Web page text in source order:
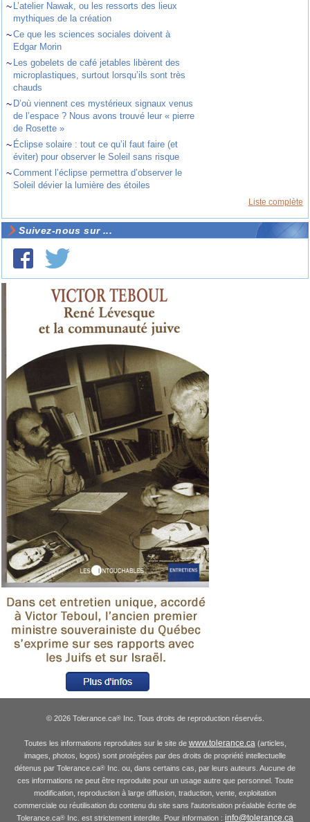
~ L’atelier Nawak, ou les ressorts des lieux
mythiques de la création
~Ce que les sciences sociales doivent à
Edgar Morin
~ Les gobelets de café jetables libèrent des
microplastiques, surtout lorsqu’ils sont très
chauds
~ D’où viennent ces mystérieux signaux venus
de l’espace ? Nous avons trouvé leur « pierre
de Rosette »
~ Éclipse solaire : tout ce qu’il faut faire (et
éviter) pour observer le Soleil sans risque
~Comment l’éclipse permettra d’observer le
Soleil dévier la lumière des étoiles
Liste complète
Suivez-nous sur ...
© 2026 Tolerance.ca®Inc. Tous droits de reproduction réservés.
Toutes les informations reproduites sur le site de www.tolerance.ca(articles,
images, photos, logos) sont protégées par des droits de propriété intellectuelle
détenus par Tolerance.ca® Inc. ou, dans certains cas, par leurs auteurs. Aucune de
ces informations ne peut être reproduite pour un usage autre que personnel. Toute
modification, reproduction à large diffusion, traduction, vente, exploitation
commerciale ou réutilisation du contenu du site sans l'autorisation préalable écrite de
Tolerance.ca® Inc. est strictement interdite. Pour information : info@tolerance.ca